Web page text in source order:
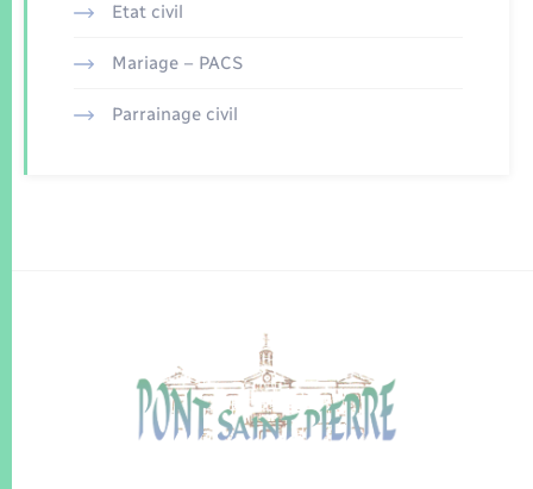
Etat civil
Mariage – PACS
Parrainage civil